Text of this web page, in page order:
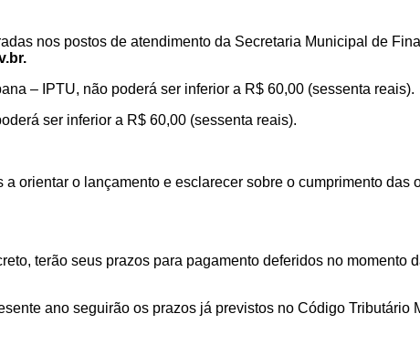
nos postos de atendimento da Secretaria Municipal de
– IPTU, não poderá ser inferior a R$ 60,00 (sessenta reais).
ser inferior a R$ 60,00 (sessenta reais).
orientar o lançamento e esclarecer sobre o cumprimento das
terão seus prazos para pagamento deferidos no momento
ano seguirão os prazos já previstos no Código Tributário